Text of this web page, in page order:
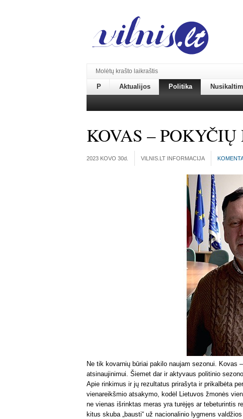
Molėtų krašto laikraštis
P Aktualijos Politika
KOVAS –
2023 KOVO 30d. VILNIS.LT INFORMACIJA
Ne tik kovarnių būriai pakilo naujam sezonui. Kovas
atsinaujinimui. Šiemet dar ir aktyvaus politinio
Apie rinkimus ir jų rezultatus prirašyta ir prikalbėta
vienareikšmio atsakymo, kodėl Lietuvos žmonės
ne vienas išrinktas meras yra turėjęs ar tebeturintis
kitus skuba „bausti“ už nacionalinio lygmens